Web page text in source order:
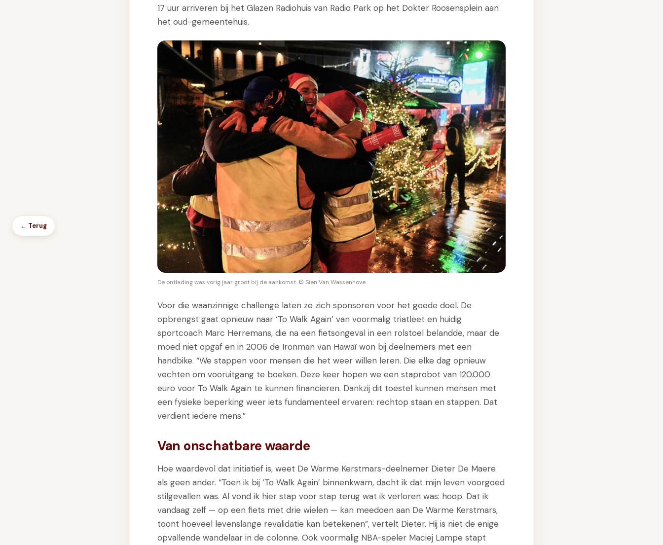
← Terug
17 uur arriveren bij het Glazen Radiohuis van Radio Park op het Dokter Roosensplein aan
het oud-gemeentehuis.
De ontlading was vorig jaar groot bij de aankomst. © Sien Van Wassenhove
Voor die waanzinnige challenge laten ze zich sponsoren voor het goede doel. De
opbrengst gaat opnieuw naar ‘To Walk Again’ van voormalig triatleet en huidig
sportcoach Marc Herremans, die na een fietsongeval in een rolstoel belandde, maar de
moed niet opgaf en in 2006 de Ironman van Hawaï won bij deelnemers met een
handbike. “We stappen voor mensen die het weer willen leren. Die elke dag opnieuw
vechten om vooruitgang te boeken. Deze keer hopen we een staprobot van 120.000
euro voor To Walk Again te kunnen financieren. Dankzij dit toestel kunnen mensen met
een fysieke beperking weer iets fundamenteel ervaren: rechtop staan en stappen. Dat
verdient iedere mens.”
Van onschatbare waarde
Hoe waardevol dat initiatief is, weet De Warme Kerstmars-deelnemer Dieter De Maere
als geen ander. “Toen ik bij ‘To Walk Again’ binnenkwam, dacht ik dat mijn leven voorgoed
stilgevallen was. Al vond ik hier stap voor stap terug wat ik verloren was: hoop. Dat ik
vandaag zelf — op een fiets met drie wielen — kan meedoen aan De Warme Kerstmars,
toont hoeveel levenslange revalidatie kan betekenen”, vertelt Dieter. Hij is niet de enige
opvallende wandelaar in de colonne. Ook voormalig NBA-speler Maciej Lampe stapt